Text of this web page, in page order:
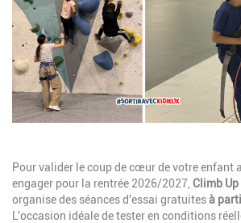
Description
Pour valider le coup de cœur de votre enfant
engager pour la rentrée 2026/2027, Climb
organise des séances d'essai gratuitesà
L'occasion idéale de tester en conditions